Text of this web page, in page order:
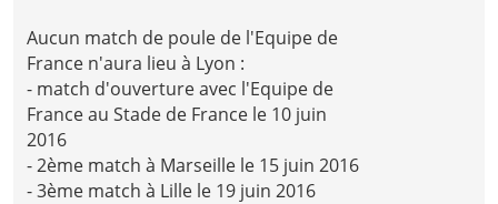
Aucun match de poule de l'Equipe de
France n'aura lieu à Lyon :
- match d'ouverture avec l'Equipe de
France au Stade de France le 10 juin
2016
- 2ème match à Marseille le 15 juin 2016
- 3ème match à Lille le 19 juin 2016